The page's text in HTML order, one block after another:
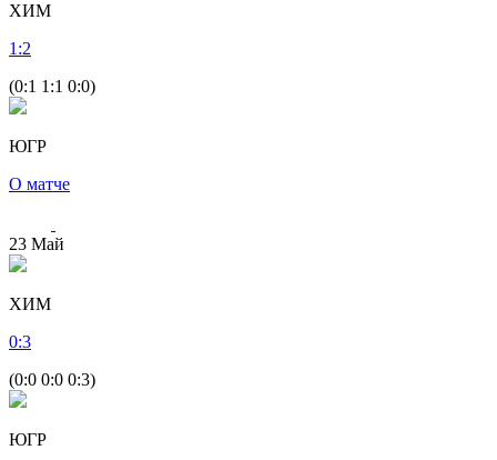
ХИМ
1 :2
(0:1 1:1 0:0)
ЮГР
О матче
23 Май
ХИМ
0:3
(0:0 0:0 0:3)
ЮГР